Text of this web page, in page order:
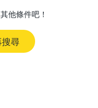
他條件吧！
尋